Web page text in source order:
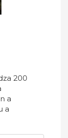
200
a
a